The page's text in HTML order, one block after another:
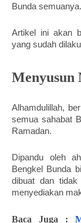
Bunda
Artikel ini akan
yang sudah
Menyusun
Alhamdulillah,
semua sahabat
Ramadan.
Dipandu oleh
Bengkel Bunda
dibuat dan
menyediakan
Baca Juga :